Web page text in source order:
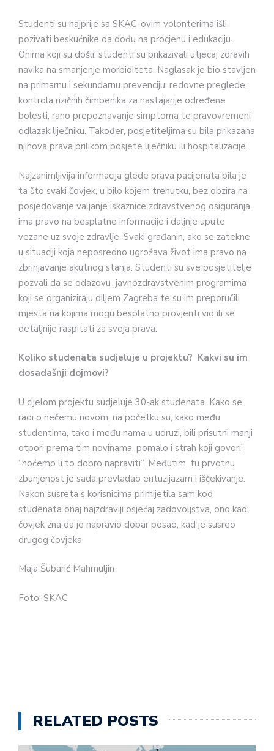
Studenti su najprije sa SKAC-ovim volonterima išli
pozivati beskućnike da dođu na procjenu i edukaciju.
Onima koji su došli, studenti su prikazivali utjecaj zdravih
navika na smanjenje morbiditeta. Naglasak je bio stavljen
na primarnu i sekundarnu prevenciju: redovne preglede,
kontrola rizičnih čimbenika za nastajanje određene
bolesti, rano prepoznavanje simptoma te pravovremeni
odlazak liječniku. Također, posjetiteljima su bila prikazana
njihova prava prilikom posjete liječniku ili hospitalizacije.
Najzanimljivija informacija glede prava pacijenata bila je
ta što svaki čovjek, u bilo kojem trenutku, bez obzira na
posjedovanje valjanje iskaznice zdravstvenog osiguranja,
ima pravo na besplatne informacije i daljnje upute
vezane uz svoje zdravlje. Svaki građanin, ako se zatekne
u situaciji koja neposredno ugrožava život ima pravo na
zbrinjavanje akutnog stanja. Studenti su sve posjetitelje
pozvali da se odazovu javnozdravstvenim programima
koji se organiziraju diljem Zagreba te su im preporučili
mjesta na kojima mogu besplatno provjeriti vid ili se
detaljnije raspitati za svoja prava.
Koliko studenata sudjeluje u projektu? Kakvi su im
dosadašnji dojmovi?
U cijelom projektu sudjeluje 30-ak studenata. Kako se
radi o nečemu novom, na početku su, kako među
studentima, tako i među nama u udruzi, bili prisutni manji
otpori prema tim novinama, pomalo i strah koji govori’
“hoćemo li to dobro napraviti”. Međutim, tu prvotnu
zbunjenost je sada prevladao entuzijazam i iščekivanje.
Nakon susreta s korisnicima primijetila sam kod
studenata onaj najzdraviji osjećaj zadovoljstva, ono kad
čovjek zna da je napravio dobar posao, kad je susreo
drugog čovjeka.
Maja Šubarić Mahmuljin
Foto: SKAC
RELATED POSTS